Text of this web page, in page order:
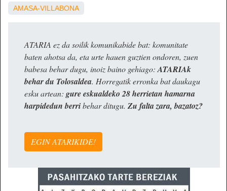
AMASA-VILLABONA
ATARIA ez da soilik komunikabide bat: komunitate
baten ahotsa da, eta urte hauen guztien ondoren, zuen
babesa behar dugu, inoiz baino gehiago:ATARIAk
behar du Tolosaldea. Horregatik erronka bat daukagu
esku artean: gure eskualdeko 28 herrietan hamarna
harpidedun berribehar ditugu. Zu falta zara, bazatoz?
EGIN ATARIKIDE!